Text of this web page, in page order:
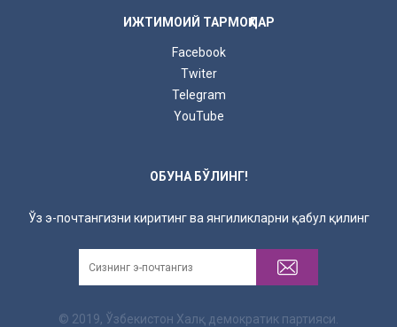
ИЖТИМОИЙ ТАРМОҚЛАР
Facebook
Twiter
Telegram
YouTube
ОБУНА БЎЛИНГ!
Ўз э-почтангизни киритинг ва янгиликларни қабул қилинг
© 2019, Ўзбекистон Халқ демократик партияси.